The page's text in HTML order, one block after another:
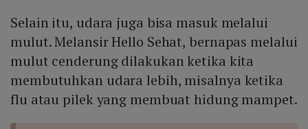
Selain itu, udara juga bisa masuk melalui
mulut. Melansir Hello Sehat, bernapas melalui
mulut cenderung dilakukan ketika kita
membutuhkan udara lebih, misalnya ketika
flu atau pilek yang membuat hidung mampet.